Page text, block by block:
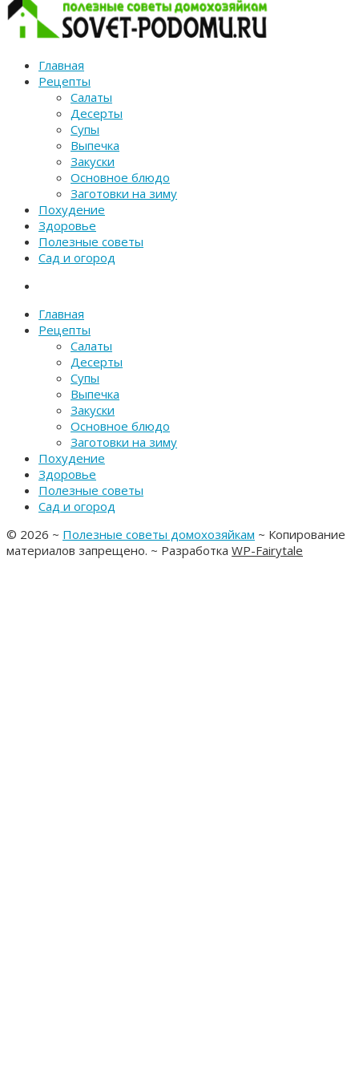
Главная
Рецепты
Салаты
Десерты
Супы
Выпечка
Закуски
Основное блюдо
Заготовки на зиму
Похудение
Здоровье
Полезные советы
Сад и огород
Главная
Рецепты
Салаты
Десерты
Супы
Выпечка
Закуски
Основное блюдо
Заготовки на зиму
Похудение
Здоровье
Полезные советы
Сад и огород
© 2026 ~ Полезные советы домохозяйкам ~ Копирование
материалов запрещено. ~ Разработка WP-Fairytale